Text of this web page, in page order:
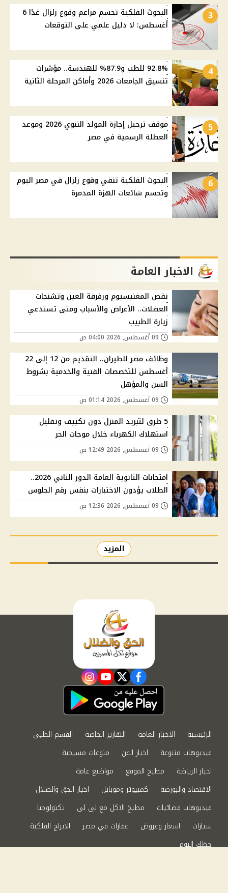
3
البحوث الفلكية تحسم مزاعم وقوع زلزال غدًا 6
أغسطس: لا دليل علمي على التوقعات
4
92.8% للطب و87.9% للهندسة.. مؤشرات
تنسيق الجامعات 2026 وأماكن المرحلة الثانية
5
موقف ترحيل إجازة المولد النبوي 2026 وموعد
العطلة الرسمية في مصر
6
البحوث الفلكية تنفي وقوع زلزال في مصر اليوم
وتحسم شائعات الهزة المدمرة
الاخبار العامة
نقص المغنيسيوم ورفرفة العين وتشنجات
العضلات.. الأعراض والأسباب ومتى تستدعي
زيارة الطبيب
وظائف مصر للطيران.. التقديم من 12 إلى 22
أغسطس للتخصصات الفنية والخدمية بشروط
السن والمؤهل
5 طرق لتبريد المنزل دون تكييف وتقليل
استهلاك الكهرباء خلال موجات الحر
امتحانات الثانوية العامة الدور الثاني 2026..
الطلاب يؤدون الاختبارات بنفس رقم الجلوس
المزيد
facebook
twitter
youtube
instagram
الرئيسية الاخبار العامة التقارير الخاصة
القسم الطبي
فيديوهات متنوعة
اخبار الفن
منوعات مسيحية
اخبار الرياضة
مطبخ الموقع
مواضيع عامة
الاقتصاد والبورصة
كمبيوتر وموبايل
اخبار الحق والضلال
فيديوهات فضائيات
مطبخ الاكل مع لى لى
تكنولوجيا
سيارات
اسعار وعروض عقارات في مصر
الابراج الفلكية
حظك اليوم